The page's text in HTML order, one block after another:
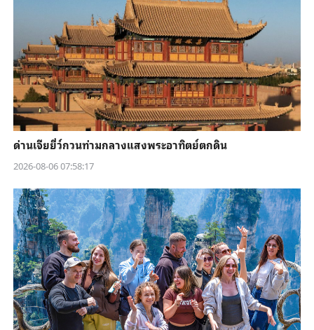
ด่านเจียยี่ว์กวนท่ามกลางแสงพระอาทิตย์ตกดิน
2026-08-06 07:58:17